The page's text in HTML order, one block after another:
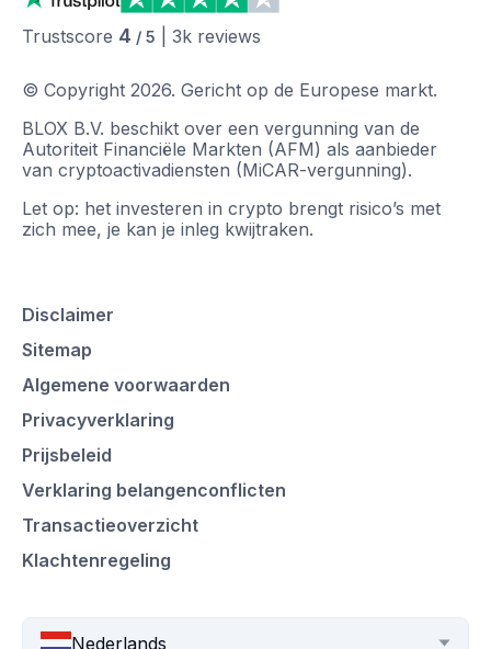
Trustscore 4 / 5 3k reviews
© Copyright 2026. Gericht op de Europese markt.
BLOX B.V. beschikt over een vergunning van de
Autoriteit Financiële Markten (AFM) als aanbieder
van cryptoactivadiensten (MiCAR-vergunning).
Let op: het investeren in crypto brengt risico’s met
zich mee, je kan je inleg kwijtraken.
Disclaimer
Sitemap
Algemene voorwaarden
Privacyverklaring
Prijsbeleid
Verklaring belangenconflicten
Transactieoverzicht
Klachtenregeling
Nederlands